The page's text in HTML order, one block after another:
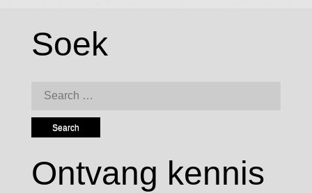
Soek
Search
Ontvang kennis